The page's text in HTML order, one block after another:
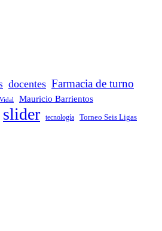
docentes Farmacia de turno
Mauricio Barrientos
slider tecnología Torneo Seis Ligas